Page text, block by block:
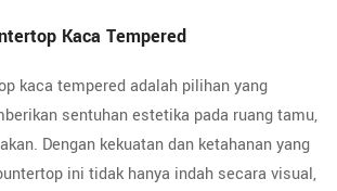
Kaca Tempered
kaca tempered adalah pilihan yang
sentuhan estetika pada ruang tamu,
Dengan kekuatan dan ketahanan yang
ini tidak hanya indah secara visual,